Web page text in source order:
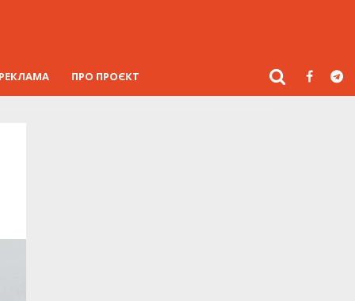
РЕКЛАМА ПРО ПРОЄКТ